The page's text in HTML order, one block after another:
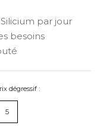
par jour
besoins
dégressif :
5